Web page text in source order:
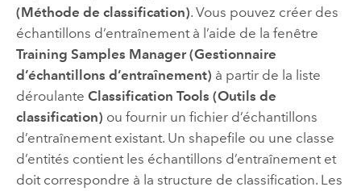
(Méthode de classification). Vous pouvez créer des
échantillons d’entraînement à l’aide de la fenêtre
Training Samples Manager (Gestionnaire
d’échantillons d’entraînement) à partir de la liste
déroulante Classification Tools (Outils de
classification) ou fournir un fichier d’échantillons
d’entraînement existant. Un shapefile ou une classe
d’entités contient les échantillons d’entraînement et
doit correspondre à la structure de classification. Les